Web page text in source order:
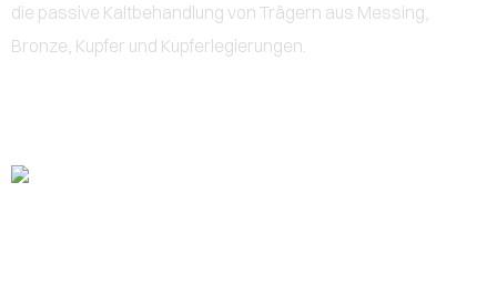
die passive Kaltbehandlung von Trägern aus Messing,
Bronze, Kupfer und Kupferlegierungen.